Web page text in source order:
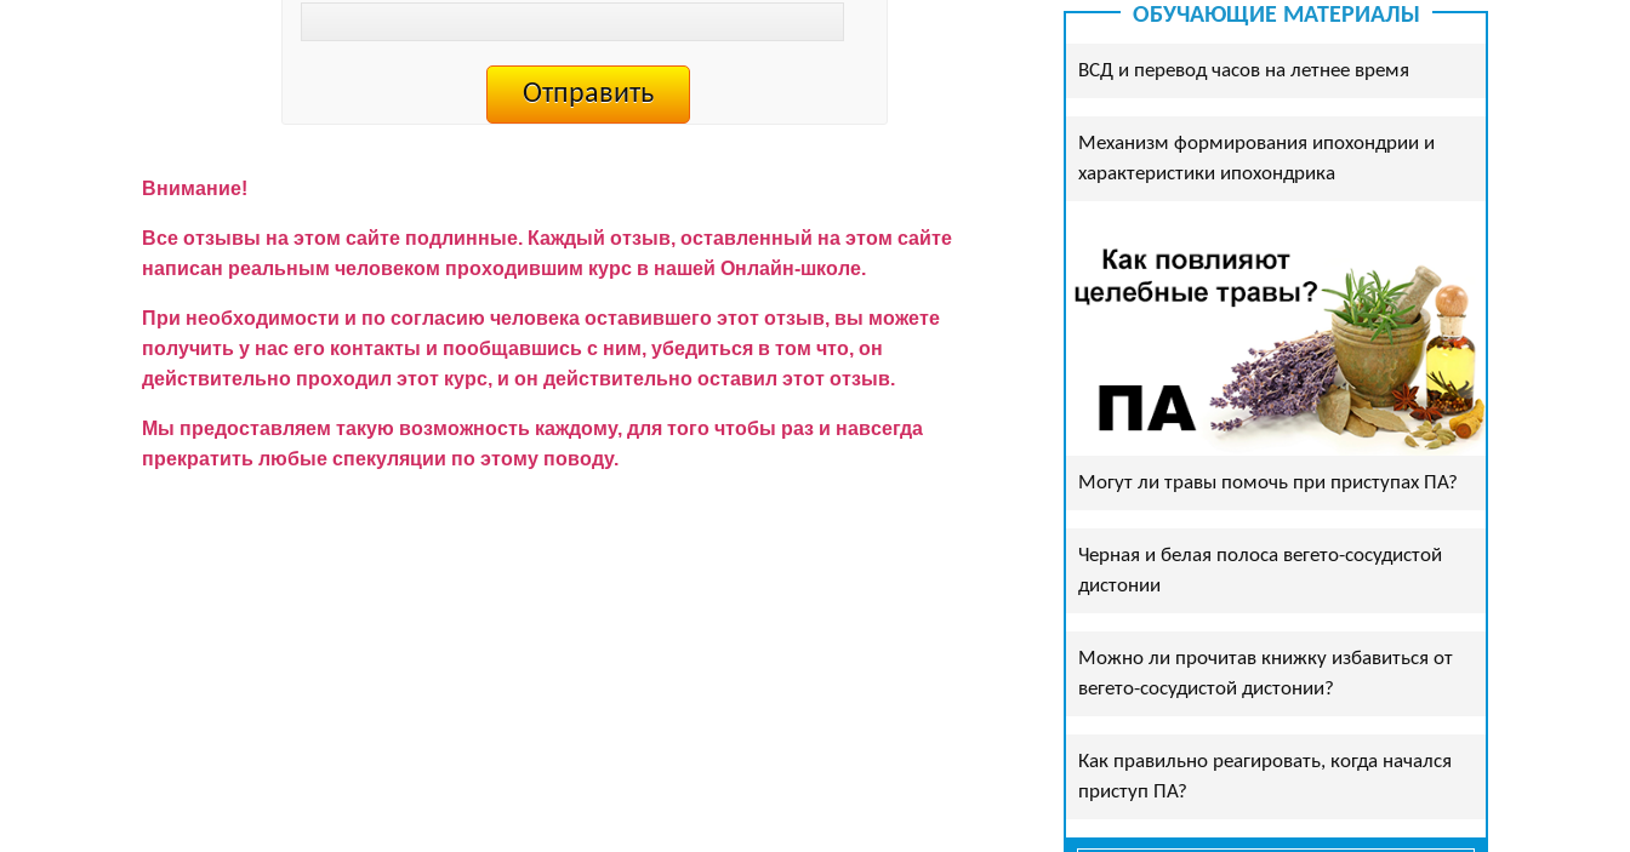
Внимание!
Все отзывы на этом сайте подлинные. Каждый отзыв, оставленный на этом сайте
написан реальным человеком проходившим курс в нашей Онлайн-школе.
При необходимости и по согласию человека оставившего этот отзыв, вы можете
получить у нас его контакты и пообщавшись с ним, убедиться в том что, он
действительно проходил этот курс, и он действительно оставил этот отзыв.
Мы предоставляем такую возможность каждому, для того чтобы раз и навсегда
прекратить любые спекуляции по этому поводу.
ОБУЧАЮЩИЕ МАТЕРИАЛЫ
ВСД и перевод часов на летнее время
Механизм формирования ипохондрии и
характеристики ипохондрика
Могут ли травы помочь при приступах ПА?
Черная и белая полоса вегето-сосудистой
дистонии
Можно ли прочитав книжку избавиться от
вегето-сосудистой дистонии?
Как правильно реагировать, когда начался
приступ ПА?